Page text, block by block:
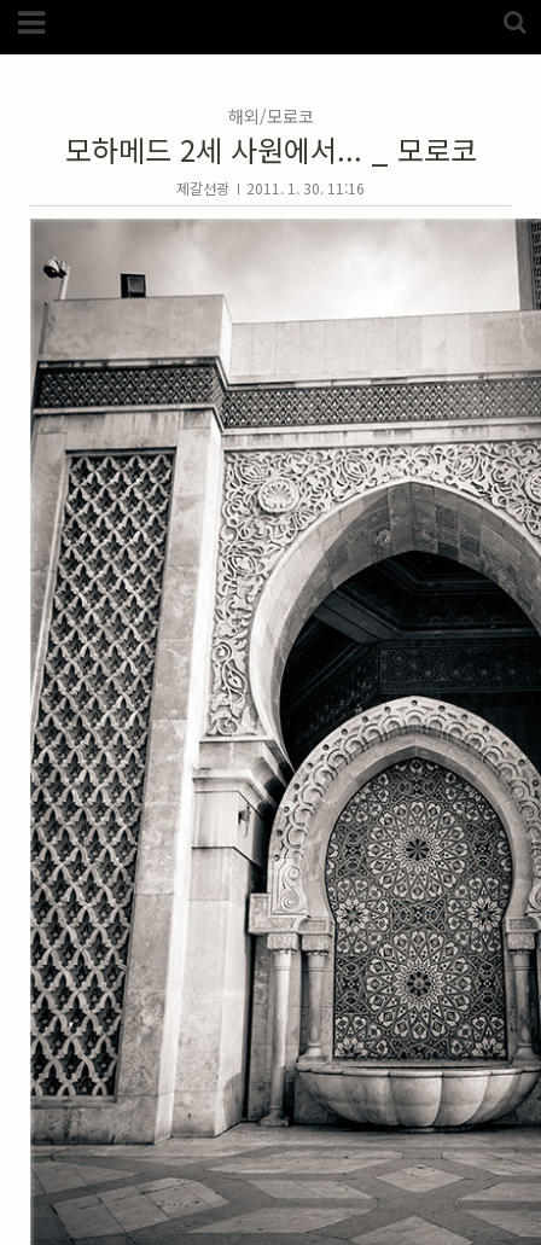
Category
(5989)
뉴질랜드(18)
(44)
러시아(75)
모로코(52)
발칸7국
스웨덴
스페인(193)
중국
백두산(17)
터키(68)
포르투갈(32)
핀란드(14)
필리핀(38)
스넵(3825)
풍경(2217)
인물(201)
크로즈업(1140)
실내_정물(170)
성당_성지(89)
故최규동(7)
가족(606)
친구(267)
사진전시회(24)
동창(184)
졸업50(57)
기타(94)
그래픽(14)
공연(9)
맛집(14)
기타등등(33)
블로그최적화(2)
해외/모로코
모하메드 2세 사원에서... _ 모로코
제갈선광 2011. 1. 30. 11:16